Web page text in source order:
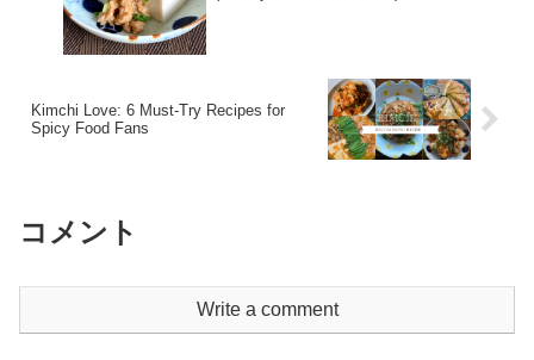
Kimchi Love: 6 Must-Try Recipes for
Spicy Food Fans
コメント
Write a comment